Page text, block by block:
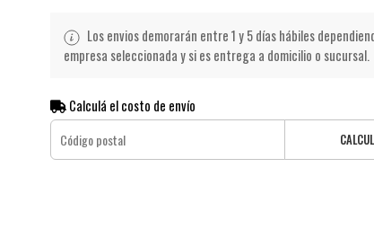
Los envios demorarán entre 1 y 5 días hábiles
empresa seleccionada y si es entrega a domicilio o sucursal.
Calculá el costo de envío